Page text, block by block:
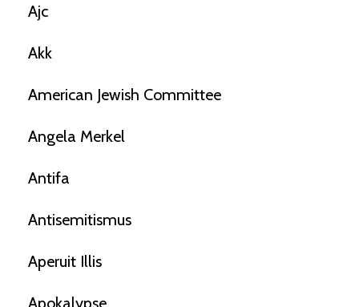
Ajc
Akk
American Jewish Committee
Angela Merkel
Antifa
Antisemitismus
Aperuit Illis
Apokalypse